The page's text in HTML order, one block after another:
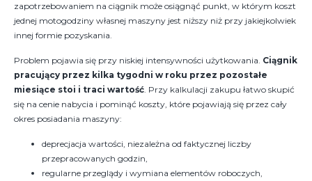
zapotrzebowaniem na ciągnik może osiągnąć punkt, w którym koszt
jednej motogodziny własnej maszyny jest niższy niż przy jakiejkolwiek
innej formie pozyskania.
Problem pojawia się przy niskiej intensywności użytkowania. Ciągnik
pracujący przez kilka tygodni w roku przez pozostałe
miesiące stoi i traci wartość. Przy kalkulacji zakupu łatwo skupić
się na cenie nabycia i pominąć koszty, które pojawiają się przez cały
okres posiadania maszyny:
deprecjacja wartości, niezależna od faktycznej liczby
przepracowanych godzin,
regularne przeglądy i wymiana elementów roboczych,